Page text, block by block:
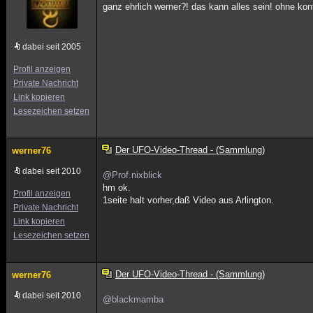
dabei seit 2005
Profil anzeigen
Private Nachricht
Link kopieren
Lesezeichen setzen
ganz ehrlich werner?! das kann alles sein! ohne
werner76
dabei seit 2010
Profil anzeigen
Private Nachricht
Link kopieren
Lesezeichen setzen
Der UFO-Video-Thread - (Sammlung)
@Prof.nixblick
hm ok.
1seite halt vorher,daß Video aus Arlington.
werner76
dabei seit 2010
Der UFO-Video-Thread - (Sammlung)
@blackmamba